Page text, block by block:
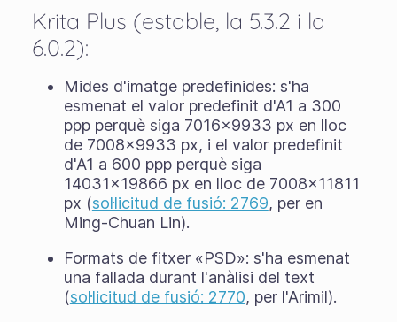
Krita Plus (estable, la 5.3.2 i la
6.0.2):
Mides d'imatge predefinides: s'ha
esmenat el valor predefinit d'A1 a 300
ppp perquè siga 7016x9933 px en lloc
de 7008x9933 px, i el valor predefinit
d'A1 a 600 ppp perquè siga
14031x19866 px en lloc de 7008x11811
px (sol·licitud de fusió: 2769, per en
Ming-Chuan Lin).
Formats de fitxer «PSD»: s'ha esmenat
una fallada durant l'anàlisi del text
(sol·licitud de fusió: 2770, per l'Arimil).